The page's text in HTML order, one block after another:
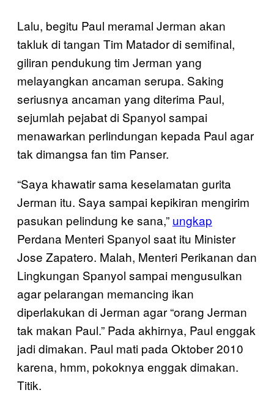
Lalu, begitu Paul meramal Jerman akan
takluk di tangan Tim Matador di semifinal,
giliran pendukung tim Jerman yang
melayangkan ancaman serupa. Saking
seriusnya ancaman yang diterima Paul,
sejumlah pejabat di Spanyol sampai
menawarkan perlindungan kepada Paul agar
tak dimangsa fan tim Panser.
“Saya khawatir sama keselamatan gurita
Jerman itu. Saya sampai kepikiran mengirim
pasukan pelindung ke sana,” ungkap
Perdana Menteri Spanyol saat itu Minister
Jose Zapatero. Malah, Menteri Perikanan dan
Lingkungan Spanyol sampai mengusulkan
agar pelarangan memancing ikan
diperlakukan di Jerman agar “orang Jerman
tak makan Paul.” Pada akhirnya, Paul enggak
jadi dimakan. Paul mati pada Oktober 2010
karena, hmm, pokoknya enggak dimakan.
Titik.